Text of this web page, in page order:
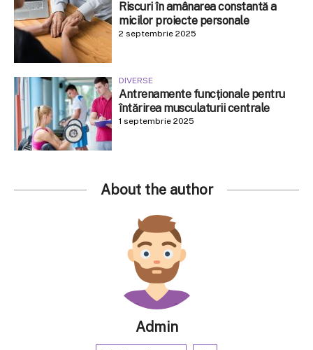
Riscuri în amânarea constantă a
micilor proiecte personale
2 septembrie 2025
DIVERSE
Antrenamente funcționale pentru
întărirea musculaturii centrale
1 septembrie 2025
About the author
Admin